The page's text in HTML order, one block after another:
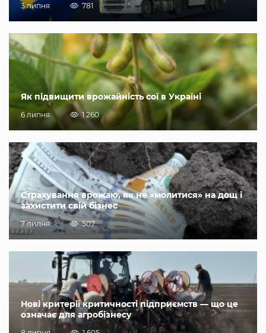
3 липня 781
Як підвищити врожайність сої в Україні
6 липня 1 260
Страхування врожаю, як не «молитися» на дощ і
захистити свій бізнес
7 липня 507
Нові критерії критичності підприємств — що це
означає для агробізнесу